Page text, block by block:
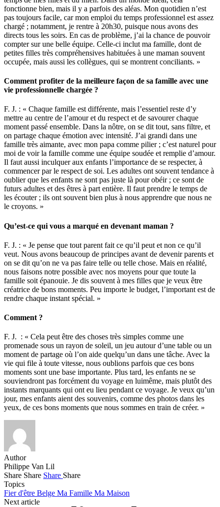
fonctionne bien, mais il y a parfois des aléas. Mon quotidien n’est
pas toujours facile, car mon emploi du temps professionnel est assez
chargé ; notamment, je rentre à 20h30, puisque nous avons des
directs tous les soirs. En cas de problème, j’ai la chance de pouvoir
compter sur une belle équipe. Celle-ci inclut ma famille, dont de
petites filles très compréhensives habituées à une maman souvent
occupée, mais aussi les collègues, qui se montrent conciliants. »
Comment profiter de la meilleure façon de sa famille avec une
vie professionnelle chargée ?
F. J. : « Chaque famille est différente, mais l’essentiel reste d’y
mettre au centre de l’amour et du respect et de savourer chaque
moment passé ensemble. Dans la nôtre, on se dit tout, sans filtre, et
on partage chaque émotion avec intensité. J’ai grandi dans une
famille très aimante, avec mon papa comme pilier ; c’est naturel pour
moi de voir la famille comme une équipe soudée et remplie d’amour.
Il faut aussi inculquer aux enfants l’importance de se respecter, à
commencer par le respect de soi. Les adultes ont souvent tendance à
oublier que les enfants ne sont pas juste là pour obéir ; ce sont de
futurs adultes et des êtres à part entière. Il faut prendre le temps de
les écouter ; ils ont souvent bien plus à nous apprendre que nous ne
le croyons. »
Qu’est-ce qui vous a marqué en devenant maman ?
F. J. : « Je pense que tout parent fait ce qu’il peut et non ce qu’il
veut. Nous avons beaucoup de principes avant de devenir parents et
on se dit qu’on ne va pas faire telle ou telle chose. Mais en réalité,
nous faisons notre possible avec nos moyens pour que toute la
famille soit épanouie. Je dis souvent à mes filles que je veux être
créatrice de bons moments. Peu importe le budget, l’important est de
rendre chaque instant spécial. »
Comment ?
F. J. : « Cela peut être des choses très simples comme une
promenade sous un rayon de soleil, un jeu autour d’une table ou un
moment de partage où l’on aide quelqu’un dans une tâche. Avec la
vie qui file à toute vitesse, nous oublions parfois que ces bons
moments sont une base importante. Plus tard, les enfants ne se
souviendront pas forcément du voyage en luimême, mais plutôt des
instants marquants qui ont eu lieu pendant ce voyage. Je veux qu’un
jour, mes enfants aient des souvenirs, comme des photos dans les
yeux, de ces bons moments que nous sommes en train de créer. »
Author
Philippe Van Lil
Share Share Share Share
Topics
Fier d'être Belge Ma Famille Ma Maison
Next article